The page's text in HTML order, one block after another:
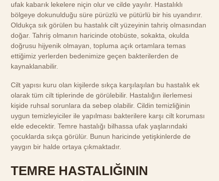
ufak kabarık lekelere niçin olur ve cilde yayılır. Hastalıklı
bölgeye dokunulduğu süre pürüzlü ve pütürlü bir his uyandırır.
Oldukça sık görülen bu hastalık cilt yüzeyinin tahriş olmasından
doğar. Tahriş olmanın haricinde otobüste, sokakta, okulda
doğrusu hijyenik olmayan, topluma açık ortamlara temas
ettiğimiz yerlerden bedenimize geçen bakterilerden de
kaynaklanabilir.
Cilt yapısı kuru olan kişilerde sıkça karşılaşılan bu hastalık ek
olarak tüm cilt tiplerinde de görülebilir. Hastalığın ilerlemesi
kişide ruhsal sorunlara da sebep olabilir. Cildin temizliğinin
uygun temizleyiciler ile yapılması bakterilere karşı cilt koruması
elde edecektir. Temre hastalığı bilhassa ufak yaşlarındaki
çocuklarda sıkça görülür. Bunun haricinde yetişkinlerde de
yaygın bir halde ortaya çıkmaktadır.
TEMRE HASTALIĞININ